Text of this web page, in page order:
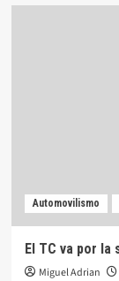
Automovilismo
El TC va por la
Miguel Adrian